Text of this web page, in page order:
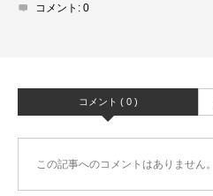
コメント: 0
コメント ( 0 )
この記事へのコメントはありません。